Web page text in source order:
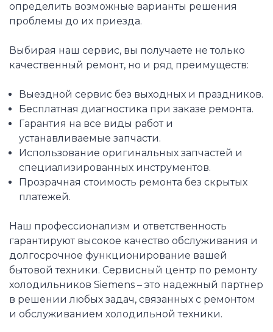
определить возможные варианты решения
проблемы до их приезда.
Выбирая наш сервис, вы получаете не только
качественный ремонт, но и ряд преимуществ:
Выездной сервис без выходных и праздников.
Бесплатная диагностика при заказе ремонта.
Гарантия на все виды работ и
устанавливаемые запчасти.
Использование оригинальных запчастей и
специализированных инструментов.
Прозрачная стоимость ремонта без скрытых
платежей.
Наш профессионализм и ответственность
гарантируют высокое качество обслуживания и
долгосрочное функционирование вашей
бытовой техники. Сервисный центр по ремонту
холодильников Siemens – это надежный партнер
в решении любых задач, связанных с ремонтом
и обслуживанием холодильной техники.